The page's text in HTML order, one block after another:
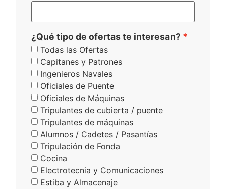
¿Qué tipo de ofertas te interesan?
Todas las Ofertas
Capitanes y Patrones
Ingenieros Navales
Oficiales de Puente
Oficiales de Máquinas
Tripulantes de cubierta / puente
Tripulantes de máquinas
Alumnos / Cadetes / Pasantías
Tripulación de Fonda
Cocina
Electrotecnia y Comunicaciones
Estiba y Almacenaje